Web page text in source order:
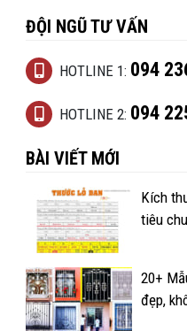
ĐỘI NGŨ TƯ VẤN
HOTLINE 1: 094
HOTLINE 2: 094
BÀI VIẾT MỚI
Kích
tiêu
20+
đẹp,